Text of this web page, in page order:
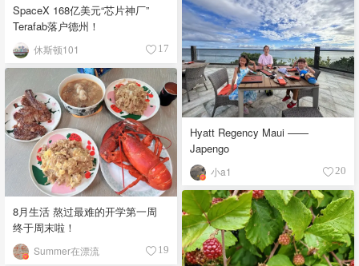
SpaceX 168亿美元“芯片神厂”
Terafab落户德州！
休斯顿101 17
Hyatt Regency Maui ——
Japengo
小a1 20
8月生活 熬过最难的开学第一周
终于周末啦！
Summer在漂流 19